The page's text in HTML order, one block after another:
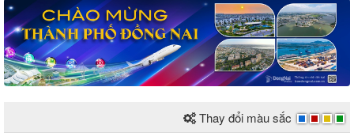
Thay đổi màu sắc